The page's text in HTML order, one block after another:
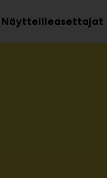
Näytteilleasettajat